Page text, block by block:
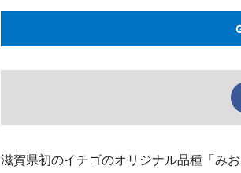
滋賀県初のイチゴのオリジナル品種「み